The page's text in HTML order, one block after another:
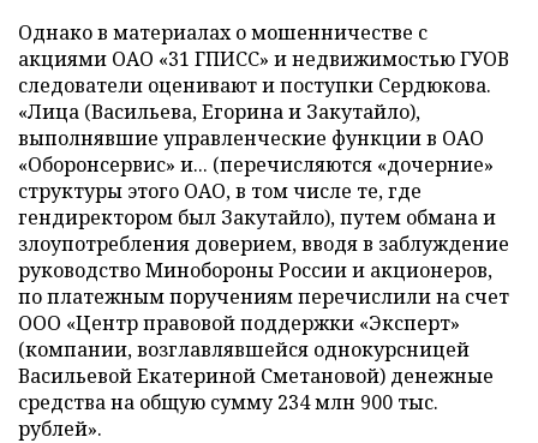
Однако в материалах о мошенничестве с
акциями ОАО «31 ГПИСС» и недвижимостью ГУОВ
следователи оценивают и поступки Сердюкова.
«Лица (Васильева, Егорина и Закутайло),
выполнявшие управленческие функции в ОАО
«Оборонсервис» и... (перечисляются «дочерние»
структуры этого ОАО, в том числе те, где
гендиректором был Закутайло), путем обмана и
злоупотребления доверием, вводя в заблуждение
руководство Минобороны России и акционеров,
по платежным поручениям перечислили на счет
ООО «Центр правовой поддержки «Эксперт»
(компании, возглавлявшейся однокурсницей
Васильевой Екатериной Сметановой) денежные
средства на общую сумму 234 млн 900 тыс.
рублей».